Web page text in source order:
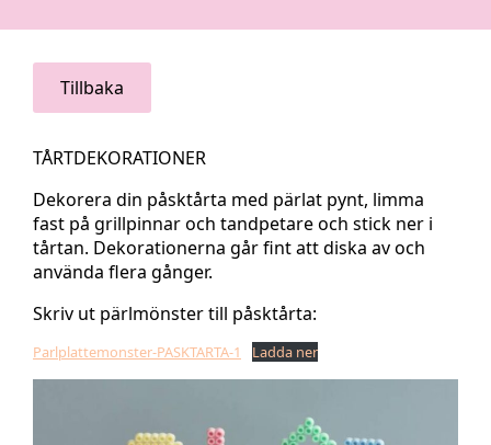
Tillbaka
TÅRTDEKORATIONER
Dekorera din påsktårta med pärlat pynt, limma
fast på grillpinnar och tandpetare och stick ner i
tårtan. Dekorationerna går fint att diska av och
använda flera gånger.
Skriv ut pärlmönster till påsktårta:
Parlplattemonster-PASKTARTA-1 Ladda ner